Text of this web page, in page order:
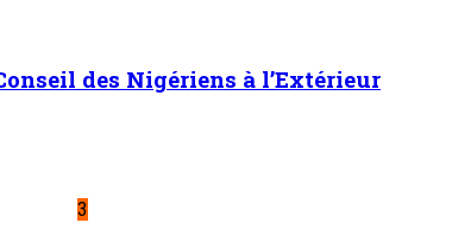
des Nigériens à l’Extérieur
3